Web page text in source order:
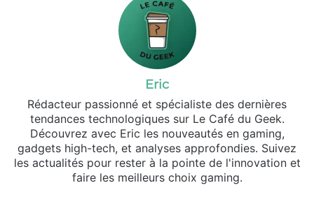
Eric
Rédacteur passionné et spécialiste des dernières
tendances technologiques sur Le Café du Geek.
Découvrez avec Eric les nouveautés en gaming,
gadgets high-tech, et analyses approfondies. Suivez
les actualités pour rester à la pointe de l'innovation et
faire les meilleurs choix gaming.